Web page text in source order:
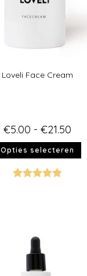
Loveli Face Cream
€5.00 - €21.50
Opties selecteren